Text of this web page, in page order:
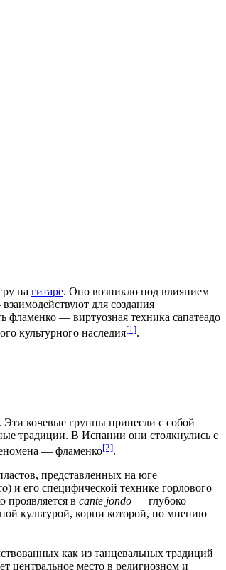
на гитаре. Оно возникло под влиянием
для создания
фламенко — виртуозная техника сапатеадо
культурного наследия[1].
. Эти кочевые группы принесли с собой
традиции. В Испании они столкнулись с
— фламенко[2].
представленных на юге
) и его специфической технике горлового
проявляется в cante jondo — глубоко
культурой, корни которой, по мнению
как из танцевальных традиций
центральное место в религиозном и